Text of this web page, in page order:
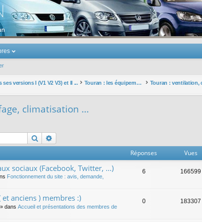
Touran
versions I (V1 V2 V3) et II ... Touran : les équipements électriques et électroniques
climatisation ...
Rechercher
Réponses Vues
sociaux (Facebook, Twitter, ...)
Fonctionnement du site : avis, demande,
6 166599
anciens ) membres :)
» dans Accueil et présentations des membres de
0 183307